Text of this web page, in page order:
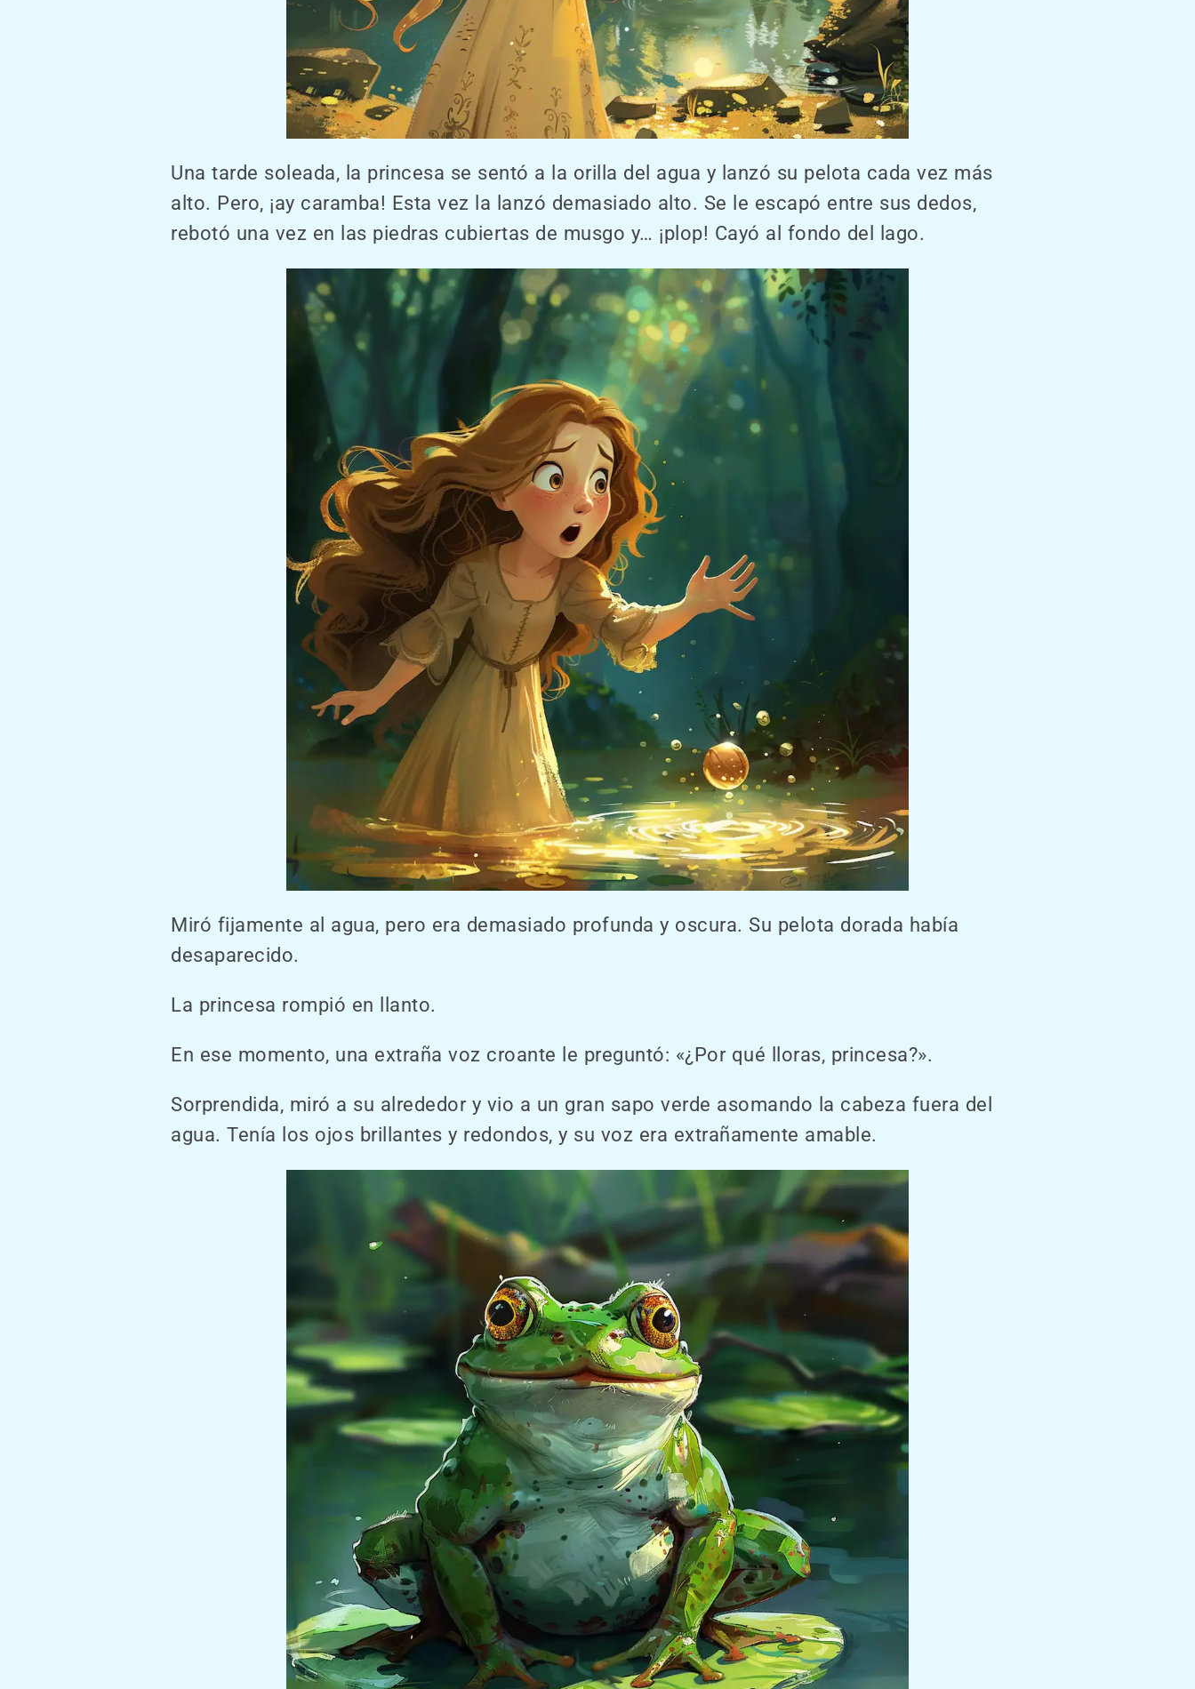
Una tarde soleada, la princesa se sentó a la orilla del agua y lanzó su pelota cada vez más
alto. Pero, ¡ay caramba! Esta vez la lanzó demasiado alto. Se le escapó entre sus dedos,
rebotó una vez en las piedras cubiertas de musgo y… ¡plop! Cayó al fondo del lago.
Miró fijamente al agua, pero era demasiado profunda y oscura. Su pelota dorada había
desaparecido.
La princesa rompió en llanto.
En ese momento, una extraña voz croante le preguntó: «¿Por qué lloras, princesa?».
Sorprendida, miró a su alrededor y vio a un gran sapo verde asomando la cabeza fuera del
agua. Tenía los ojos brillantes y redondos, y su voz era extrañamente amable.